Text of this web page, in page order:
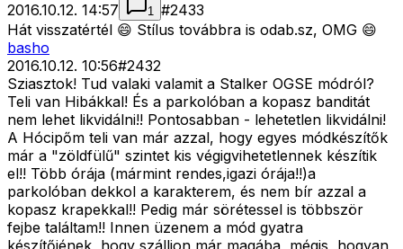
2016.10.12. 14:57
1 #2433
Hát visszatértél 😄 Stílus továbbra is odab.sz, OMG 😄
basho
2016.10.12. 10:56#2432
Sziasztok! Tud valaki valamit a Stalker OGSE módról?
Teli van Hibákkal! És a parkolóban a kopasz banditát
nem lehet likvidálni!! Pontosabban - lehetetlen likvidálni!
A Hócipőm teli van már azzal, hogy egyes módkészítők
már a "zöldfülű" szintet kis végigvihetetlennek készítik
el!! Több órája (mármint rendes,igazi órája!!)a
parkolóban dekkol a karakterem, és nem bír azzal a
kopasz krapekkal!! Pedig már sörétessel is többször
fejbe találtam!! Innen üzenem a mód gyatra